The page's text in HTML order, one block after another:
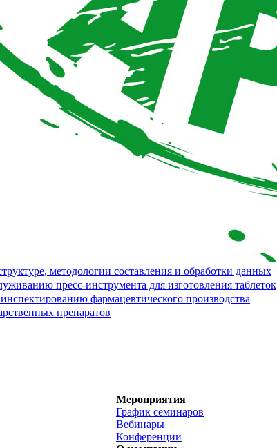
методологии составления и обработки данных
пресс-инструмента для изготовления таблеток
фармацевтического производства
препаратов
Мероприятия
График семинаров
Вебинары
Конференции